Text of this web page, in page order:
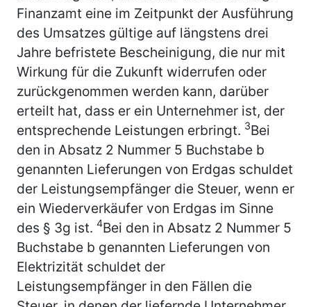
Finanzamt eine im Zeitpunkt der Ausführung
des Umsatzes gültige auf längstens drei
Jahre befristete Bescheinigung, die nur mit
Wirkung für die Zukunft widerrufen oder
zurückgenommen werden kann, darüber
erteilt hat, dass er ein Unternehmer ist, der
entsprechende Leistungen erbringt. 3Bei
den in Absatz 2 Nummer 5 Buchstabe b
genannten Lieferungen von Erdgas schuldet
der Leistungsempfänger die Steuer, wenn er
ein Wiederverkäufer von Erdgas im Sinne
des § 3g ist. 4Bei den in Absatz 2 Nummer 5
Buchstabe b genannten Lieferungen von
Elektrizität schuldet der
Leistungsempfänger in den Fällen die